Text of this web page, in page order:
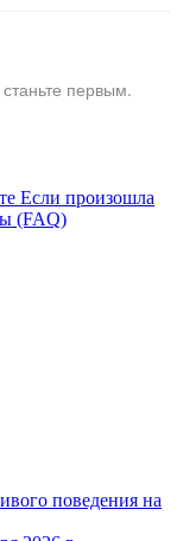
первым.
Если произошла
(FAQ)
поведения на